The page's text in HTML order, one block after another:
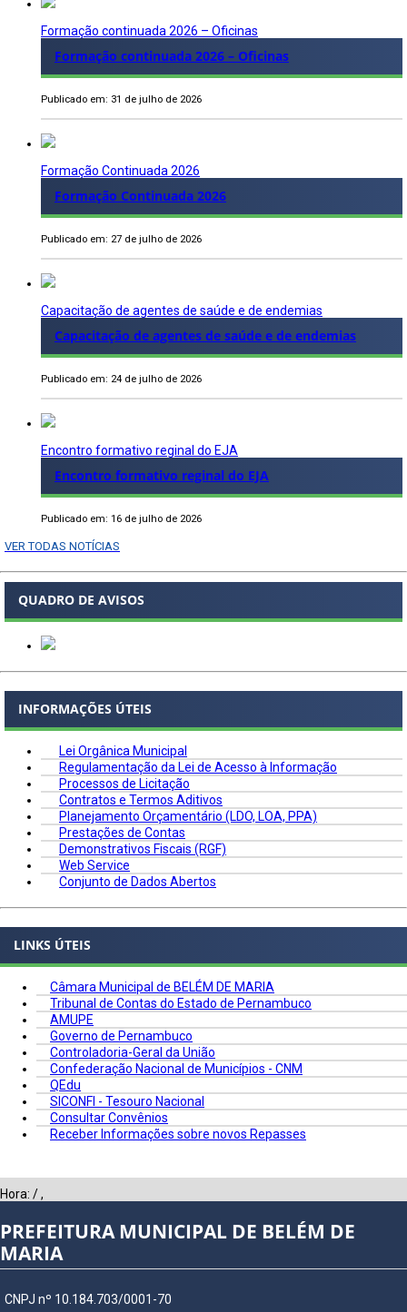
Formação continuada 2026 – Oficinas
Formação continuada 2026 – Oficinas
Publicado em: 31 de julho de 2026
Formação Continuada 2026
Formação Continuada 2026
Publicado em: 27 de julho de 2026
Capacitação de agentes de saúde e de endemias
Capacitação de agentes de saúde e de endemias
Publicado em: 24 de julho de 2026
Encontro formativo reginal do EJA
Encontro formativo reginal do EJA
Publicado em: 16 de julho de 2026
VER TODAS NOTÍCIAS
QUADRO DE AVISOS
INFORMAÇÕES ÚTEIS
Lei Orgânica Municipal
Regulamentação da Lei de Acesso à Informação
Processos de Licitação
Contratos e Termos Aditivos
Planejamento Orçamentário (LDO, LOA, PPA)
Prestações de Contas
Demonstrativos Fiscais (RGF)
Web Service
Conjunto de Dados Abertos
LINKS ÚTEIS
Câmara Municipal de BELÉM DE MARIA
Tribunal de Contas do Estado de Pernambuco
AMUPE
Governo de Pernambuco
Controladoria-Geral da União
Confederação Nacional de Municípios - CNM
QEdu
SICONFI - Tesouro Nacional
Consultar Convênios
Receber Informações sobre novos Repasses
Hora: /,
PREFEITURA MUNICIPAL DE BELÉM DE
MARIA
CNPJ nº 10.184.703/0001-70